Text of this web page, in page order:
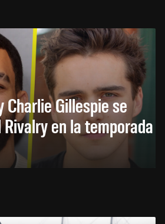
Charlie Gillespie se
en la temporada